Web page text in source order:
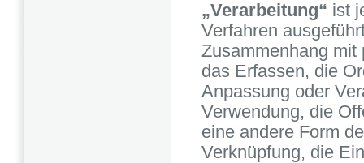
„Verarbeitung“ ist
Verfahren
Zusammenhang mit
das Erfassen, die
Anpassung oder
Verwendung, die
eine andere Form
Verknüpfung, die